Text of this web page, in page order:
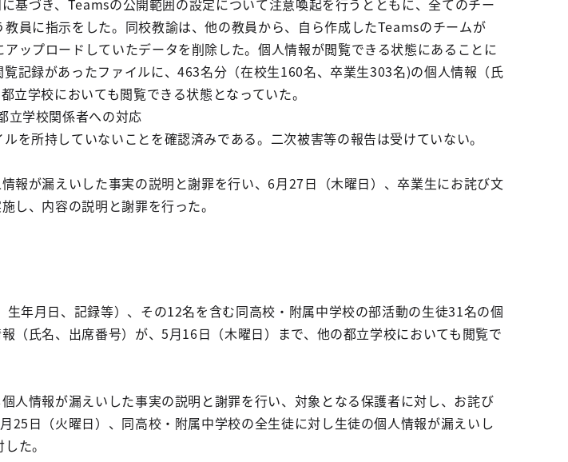
基づき、Teamsの公開範囲の設定について注意喚起を行うとともに、全てのチー
員に指示をした。同校教諭は、他の教員から、自ら作成したTeamsのチームが
ップロードしていたデータを削除した。個人情報が閲覧できる状態にあることに
記録があったファイルに、463名分（在校生160名、卒業生303名)の個人情報（氏
学校においても閲覧できる状態となっていた。
立学校関係者への対応
を所持していないことを確認済みである。二次被害等の報告は受けていない。
報が漏えいした事実の説明と謝罪を行い、6月27日（木曜日）、卒業生にお詫び文
し、内容の説明と謝罪を行った。
年月日、記録等）、その12名を含む同高校・附属中学校の部活動の生徒31名の個
（氏名、出席番号）が、5月16日（木曜日）まで、他の都立学校においても閲覧で
人情報が漏えいした事実の説明と謝罪を行い、対象となる保護者に対し、お詫び
25日（火曜日）、同高校・附属中学校の全生徒に対し生徒の個人情報が漏えいし
た。